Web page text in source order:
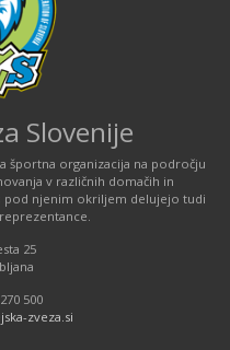
Slovenije
športna organizacija na področju
v različnih domačih in
pod njenim okriljem delujejo tudi
25
500
zveza.si